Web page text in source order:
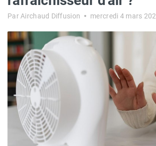
Par Airchaud Diffusion mercredi 4 mars